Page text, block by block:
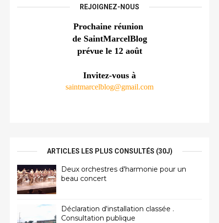
REJOIGNEZ-NOUS
Prochaine réunion
de SaintMarcelBlog
prévue le 12 août
Invitez-vous à
saintmarcelblog@gmail.com
ARTICLES LES PLUS CONSULTÉS (30J)
Deux orchestres d'harmonie pour un
beau concert
Déclaration d'installation classée .
Consultation publique